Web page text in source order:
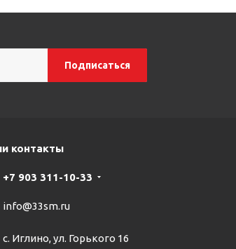
контакты
+7 903 311-10-33
info@33sm.ru
с. Иглино, ул. Горького 16